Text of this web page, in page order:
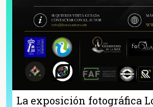
La exposición fotográfica